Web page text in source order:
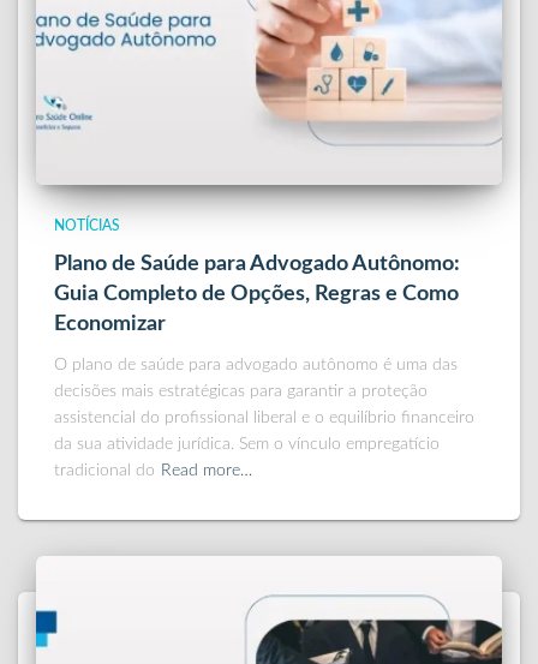
NOTÍCIAS
Plano de Saúde para Advogado Autônomo:
Guia Completo de Opções, Regras e Como
Economizar
O plano de saúde para advogado autônomo é uma das
decisões mais estratégicas para garantir a proteção
assistencial do profissional liberal e o equilíbrio financeiro
da sua atividade jurídica. Sem o vínculo empregatício
tradicional do Read more…